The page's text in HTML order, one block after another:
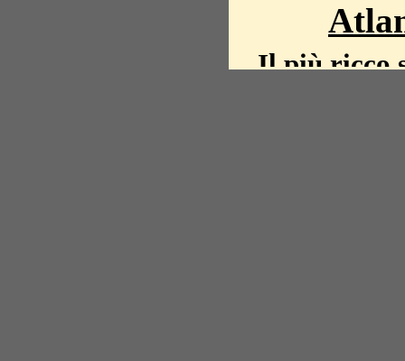
Il più ricco